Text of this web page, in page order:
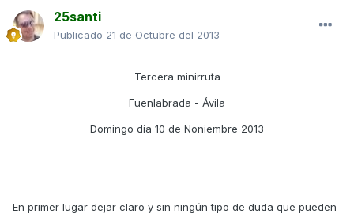
25santi
Publicado 21 de Octubre del 2013
Tercera minirruta
Fuenlabrada - Ávila
Domingo día 10 de Noniembre 2013
En primer lugar dejar claro y sin ningún tipo de duda que pueden